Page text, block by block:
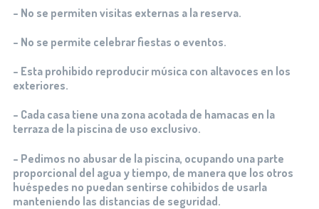
– No se permiten visitas externas a la reserva.
– No se permite celebrar fiestas o eventos.
– Esta prohibido reproducir música con altavoces en los
exteriores.
– Cada casa tiene una zona acotada de hamacas en la
terraza de la piscina de uso exclusivo.
– Pedimos no abusar de la piscina, ocupando una parte
proporcional del agua y tiempo, de manera que los otros
huéspedes no puedan sentirse cohibidos de usarla
manteniendo las distancias de seguridad.